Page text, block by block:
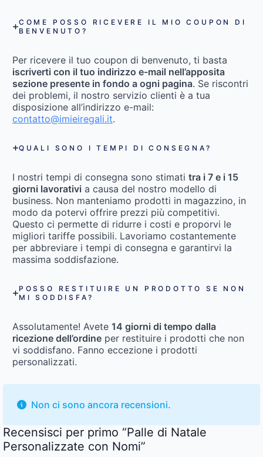
COME POSSO RICEVERE IL MIO COUPON DI
BENVENUTO?
Per ricevere il tuo coupon di benvenuto, ti basta
iscriverti con il tuo indirizzo e-mail nell’apposita
sezione presente in fondo a ogni pagina. Se riscontri
dei problemi, il nostro servizio clienti è a tua
disposizione all’indirizzo e-mail:
contatto@imieiregali.it.
QUALI SONO I TEMPI DI CONSEGNA?
I nostri tempi di consegna sono stimati tra i 7 e i 15
giorni lavorativi a causa del nostro modello di
business. Non manteniamo prodotti in magazzino, in
modo da potervi offrire prezzi più competitivi.
Questo ci permette di ridurre i costi e proporvi le
migliori tariffe possibili. Lavoriamo costantemente
per abbreviare i tempi di consegna e garantirvi la
massima soddisfazione.
POSSO RESTITUIRE UN PRODOTTO SE NON
MI SODDISFA?
Assolutamente! Avete 14 giorni di tempo dalla
ricezione dell’ordine per restituire i prodotti che non
vi soddisfano. Fanno eccezione i prodotti
personalizzati.
Non ci sono ancora recensioni.
Recensisci per primo “Palle di Natale
Personalizzate con Nomi”